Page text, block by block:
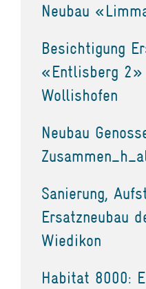
Neubau
Besichtigung
«Entlisberg 2»
Wollishofen
Neubau
Sanierung,
Ersatzneubau
Wiedikon
Habitat 8000: